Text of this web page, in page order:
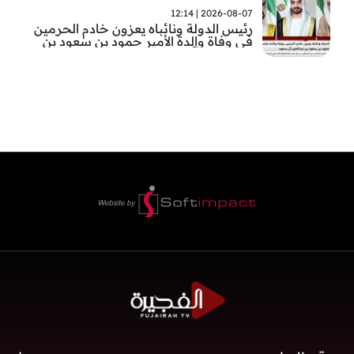
2026-08-07 | 12:14
رئيس الدولة ونائباه يعزون خادم الحرمين
في وفاة والدة الأمير حمود بن سعود بن